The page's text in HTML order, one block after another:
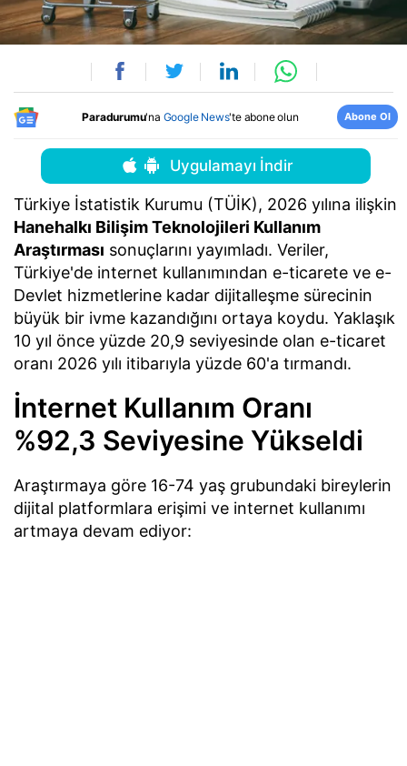
Paradurumu'na Google News'te abone olun Abone Ol
Uygulamayı İndir
Türkiye İstatistik Kurumu (TÜİK), 2026 yılına ilişkin
Hanehalkı Bilişim Teknolojileri Kullanım
Araştırması sonuçlarını yayımladı. Veriler,
Türkiye'de internet kullanımından e-ticarete ve e-
Devlet hizmetlerine kadar dijitalleşme sürecinin
büyük bir ivme kazandığını ortaya koydu. Yaklaşık
10 yıl önce yüzde 20,9 seviyesinde olan e-ticaret
oranı 2026 yılı itibarıyla yüzde 60'a tırmandı.
İnternet Kullanım Oranı
%92,3 Seviyesine Yükseldi
Araştırmaya göre 16-74 yaş grubundaki bireylerin
dijital platformlara erişimi ve internet kullanımı
artmaya devam ediyor: